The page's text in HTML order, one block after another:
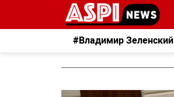
#Владимир Зеленский